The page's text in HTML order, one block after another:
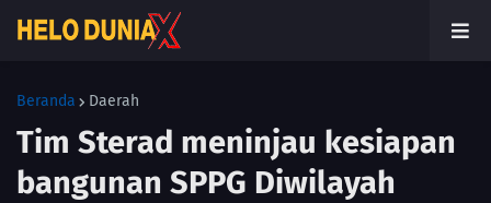
Beranda Daerah
Tim Sterad meninjau kesiapan
bangunan SPPG Diwilayah